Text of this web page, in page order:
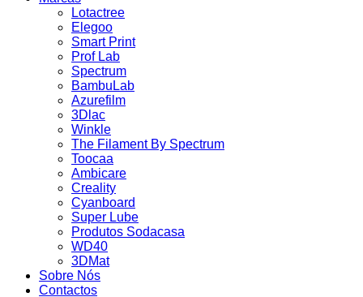
Lotactree
Elegoo
Smart Print
Prof Lab
Spectrum
BambuLab
Azurefilm
3Dlac
Winkle
The Filament By Spectrum
Toocaa
Ambicare
Creality
Cyanboard
Super Lube
Produtos Sodacasa
WD40
3DMat
Sobre Nós
Contactos